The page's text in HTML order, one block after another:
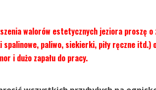
walorów estetycznych jeziora proszę o
paliwo, siekierki, piły ręczne itd.)
i dużo zapału do pracy.